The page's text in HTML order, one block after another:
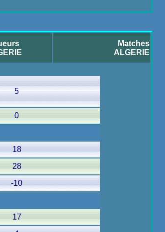
Matches
ALGERIE
5
0
18
28
-10
17